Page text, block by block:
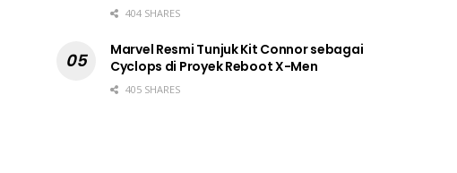
404 SHARES
Marvel Resmi Tunjuk Kit Connor sebagai
Cyclops di Proyek Reboot X-Men
405 SHARES